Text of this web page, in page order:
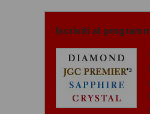
Iscriviti al